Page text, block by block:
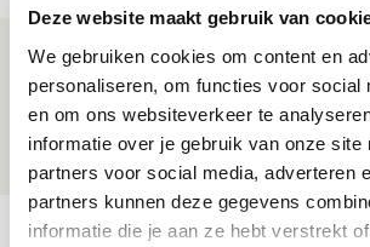
Deze website maakt gebruik van
We gebruiken cookies om content en
personaliseren, om functies voor social
en om ons websiteverkeer te
informatie over je gebruik van onze site
partners voor social media, adverteren
partners kunnen deze gegevens
informatie die je aan ze hebt verstrekt
Ajax zet Shelbourne
reist met vertrouwen naar
Bekijk meer